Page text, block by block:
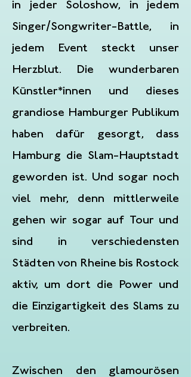
in jeder Soloshow, in jedem
Singer/Songwriter-Battle, in
jedem Event steckt unser
Herzblut. Die wunderbaren
Künstler*innen und dieses
grandiose Hamburger Publikum
haben dafür gesorgt, dass
Hamburg die Slam-Hauptstadt
geworden ist. Und sogar noch
viel mehr, denn mittlerweile
gehen wir sogar auf Tour und
sind in verschiedensten
Städten von Rheine bis Rostock
aktiv, um dort die Power und
die Einzigartigkeit des Slams zu
verbreiten.
Zwischen den glamourösen